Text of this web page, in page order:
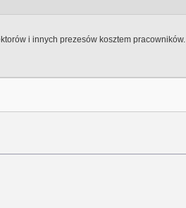
i innych prezesów kosztem pracowników.